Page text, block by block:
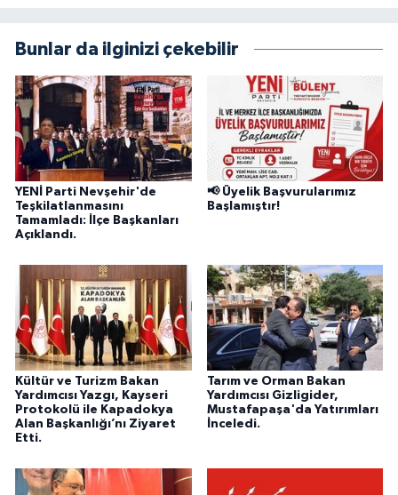
Bunlar da ilginizi çekebilir
YENİ Parti Nevşehir'de
Teşkilatlanmasını
Tamamladı: İlçe Başkanları
Açıklandı.
📢 Üyelik Başvurularımız
Başlamıştır!
Kültür ve Turizm Bakan
Yardımcısı Yazgı, Kayseri
Protokolü ile Kapadokya
Alan Başkanlığı’nı Ziyaret
Etti.
Tarım ve Orman Bakan
Yardımcısı Gizligider,
Mustafapaşa'da Yatırımları
İnceledi.